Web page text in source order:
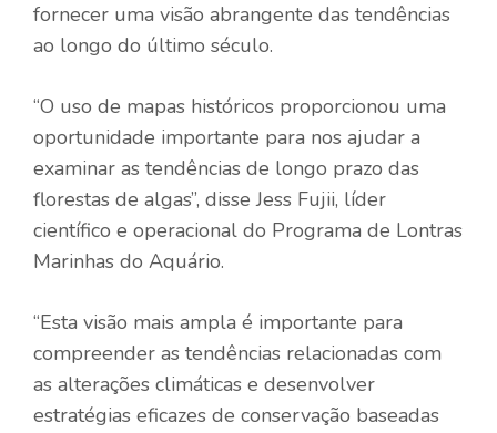
fornecer uma visão abrangente das tendências
ao longo do último século.
“O uso de mapas históricos proporcionou uma
oportunidade importante para nos ajudar a
examinar as tendências de longo prazo das
florestas de algas”, disse Jess Fujii, líder
científico e operacional do Programa de Lontras
Marinhas do Aquário.
“Esta visão mais ampla é importante para
compreender as tendências relacionadas com
as alterações climáticas e desenvolver
estratégias eficazes de conservação baseadas